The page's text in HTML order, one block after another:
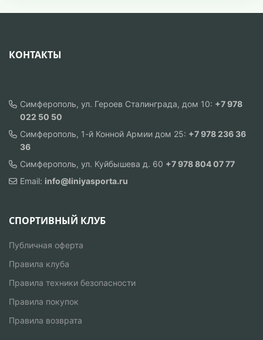
КОНТАКТЫ
Симферополь, ул. Героев Сталинграда, дом 10: +7 978
022 50 50
Симферополь, 1-й Конной Армии дом 25: +7 978 236 36
36
Симферополь, ул. Куйбышева д. 60 +7 978 804 07 77
Email: info@liniyasporta.ru
СПОРТИВНЫЙ КЛУБ
Публичная оферта
Правила клуба
Правила техники безопасности
Правила покупок
Правила возврата